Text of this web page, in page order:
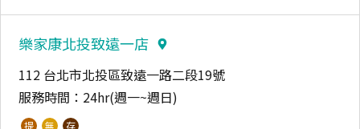
樂家康北投致遠一店
112 台北市北投區致遠一路二段19號
服務時間： 24hr(週一~週日)
提 無 存